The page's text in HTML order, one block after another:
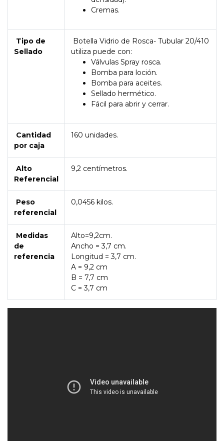
Cremas.
Tipo de
Sellado
Botella Vidrio de Rosca- Tubular 20/410
utiliza puede con:
Válvulas Spray rosca.
Bomba para loción.
Bomba para aceites.
Sellado hermético.
Fácil para abrir y cerrar.
Cantidad
por caja
160 unidades.
Alto
Referencial
9,2 centímetros.
Peso
referencial
0,0456 kilos.
Medidas
de
referencia
Alto=9,2cm.
Ancho = 3,7 cm.
Longitud = 3,7 cm.
A = 9,2 cm
B = 7,7 cm
C = 3,7 cm